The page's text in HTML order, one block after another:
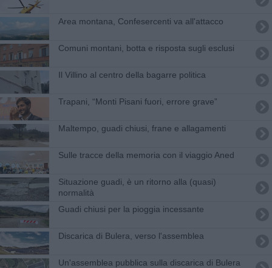
Area montana, Confesercenti va all'attacco
Comuni montani, botta e risposta sugli esclusi
Il Villino al centro della bagarre politica
Trapani, “Monti Pisani fuori, errore grave”
Maltempo, guadi chiusi, frane e allagamenti
Sulle tracce della memoria con il viaggio Aned
Situazione guadi, è un ritorno alla (quasi)
normalità
Guadi chiusi per la pioggia incessante
Discarica di Bulera, verso l'assemblea
Un'assemblea pubblica sulla discarica di Bulera